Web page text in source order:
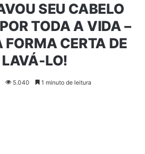
SEU CABELO
TODA A VIDA –
FORMA CERTA DE
LAVÁ-LO!
5.040 1 minuto de leitura